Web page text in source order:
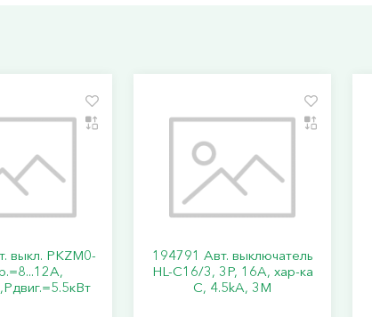
выкл. PKZM0-
194791 Авт. выключатель
HL-C16/3, 3P, 16A, хар-ка
C, 4.5kA, 3M